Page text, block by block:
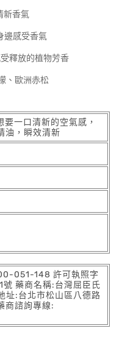
新香氣
邊感受香氣
釋放的植物芳香
、歐洲赤松
要一口清新的空氣感，
油，瞬效清新
051-148 許可執照字
藥商名稱:台灣屈臣氏
址:台北市松山區八德路
商諮詢專線: